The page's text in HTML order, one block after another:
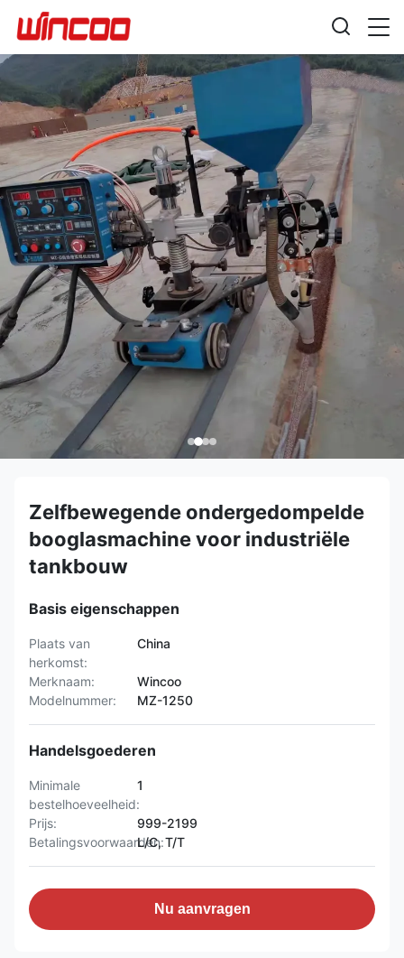
Zelfbewegende ondergedompelde
booglasmachine voor industriële
tankbouw
Basis eigenschappen
Plaats van
herkomst:
China
Merknaam:
Wincoo
Modelnummer:
MZ-1250
Handelsgoederen
Minimale
bestelhoeveelheid:
1
Prijs:
999-2199
Betalingsvoorwaarden:
L/C, T/T
Nu aanvragen